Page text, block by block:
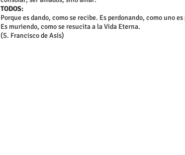
TODOS:
Porque es dando, como se recibe. Es perdonando, como uno es
Es muriendo, como se resucita a la Vida Eterna.
(S. Francisco de Asís)